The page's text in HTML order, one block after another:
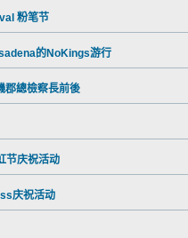
粉笔节
的NoKings游行
郡總檢察長前後
节庆祝活动
庆祝活动